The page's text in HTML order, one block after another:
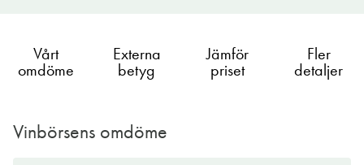
Vårt
omdöme
Externa
betyg
Jämför
priset
Fler
detaljer
Vinbörsens omdöme